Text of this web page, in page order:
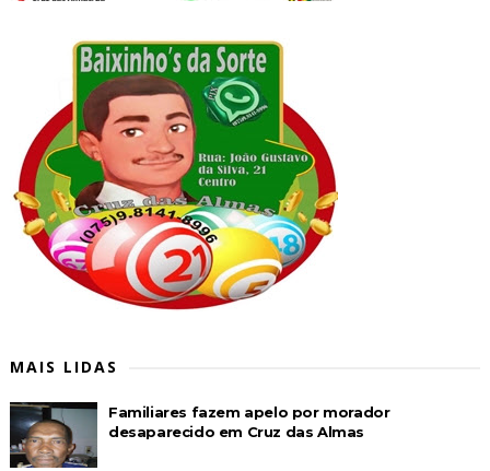
MAIS LIDAS
Familiares fazem apelo por morador
desaparecido em Cruz das Almas